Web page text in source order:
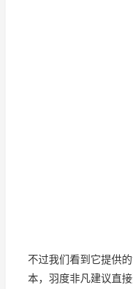
不过我们看到它提供
本，羽度非凡建议直